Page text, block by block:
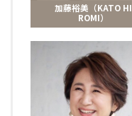
加藤裕美（KATO HI
ROMI）